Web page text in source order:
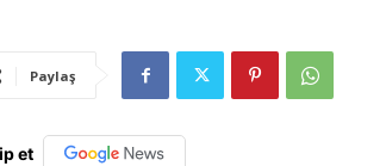
Paylaş
et